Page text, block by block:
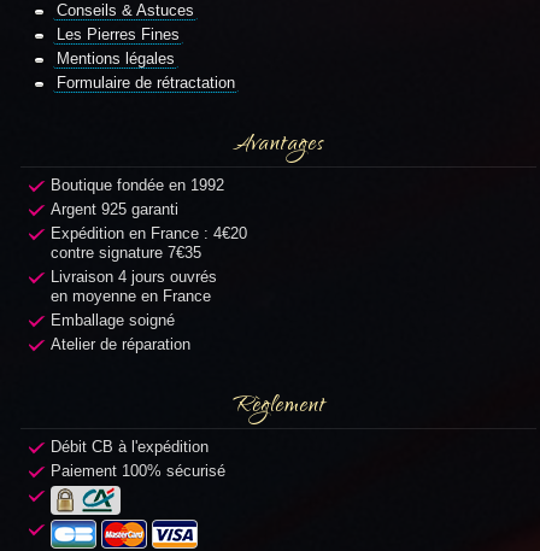
Conseils & Astuces
Les Pierres Fines
Mentions légales
Formulaire de rétractation
Avantages
Boutique fondée en 1992
Argent 925 garanti
Expédition en France : 4€20
contre signature 7€35
Livraison 4 jours ouvrés
en moyenne en France
Emballage soigné
Atelier de réparation
Règlement
Débit CB à l'expédition
Paiement 100% sécurisé